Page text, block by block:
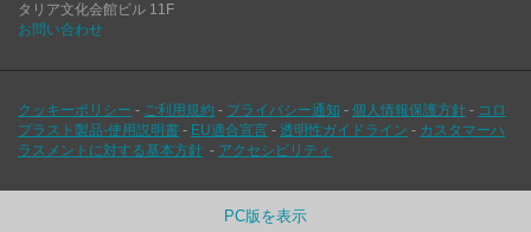
タリア文化会館ビル 11F
お問い合わせ
クッキーポリシー - ご利用規約 - プライバシー通知 - 個人情報保護方針 - コロ
プラスト製品-使用説明書 - EU適合宣言 - 透明性ガイドライン - カスタマーハ
ラスメントに対する基本方針 - アクセシビリティ
PC版を表示